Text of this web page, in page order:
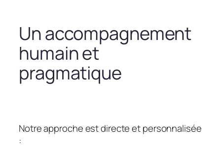
Un accompagnement
humain et
pragmatique
Notre approche est directe et personnalisée
: